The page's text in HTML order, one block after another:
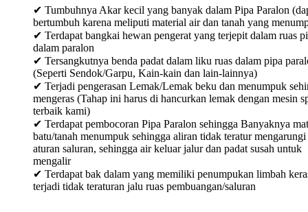
✔ Tumbuhnya Akar kecil yang banyak dalam Pipa Paralon
bertumbuh karena meliputi material air dan tanah yang
✔ Terdapat bangkai hewan pengerat yang terjepit dalam ruas
dalam paralon
✔ Tersangkutnya benda padat dalam liku ruas dalam pipa
(Seperti Sendok/Garpu, Kain-kain dan lain-lainnya)
✔ Terjadi pengerasan Lemak/Lemak beku dan menumpuk
mengeras (Tahap ini harus di hancurkan lemak dengan mesin
terbaik kami)
✔ Terdapat pembocoran Pipa Paralon sehingga Banyaknya
batu/tanah menumpuk sehingga aliran tidak teratur mengarungi
aturan saluran, sehingga air keluar jalur dan padat susah untuk
mengalir
✔ Terdapat bak dalam yang memiliki penumpukan limbah
terjadi tidak teraturan jalu ruas pembuangan/saluran